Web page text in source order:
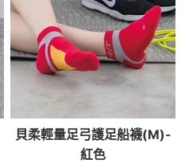
貝柔輕量足弓護足船襪(M)-
紅色